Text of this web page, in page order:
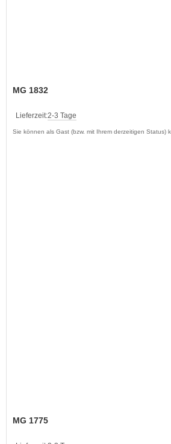
MG 1832
Lieferzeit:2-3 Tage
Sie können als Gast (bzw. mit Ihrem derzeitigen Status)
MG 1775